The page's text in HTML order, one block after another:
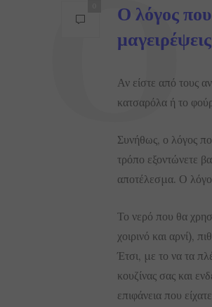
Ο λόγος που
Αν είστε από τους
κατσαρόλα ή το
Συνήθως, ο λόγος
τρόπο εξοντώνετε
αποτέλεσμα. Ο
Το νερό που θα
χοιρινό και αρνί),
Έτσι, με το να τα
κουζίνας σας και
επιφάνεια που